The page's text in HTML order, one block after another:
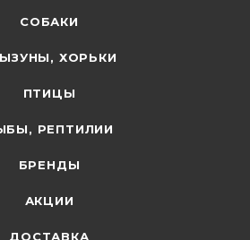
СОБАКИ
ХОРЬКИ
ПТИЦЫ
РЕПТИЛИИ
БРЕНДЫ
АКЦИИ
ДОСТАВКА